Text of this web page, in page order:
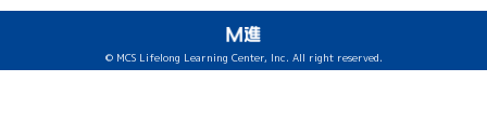
© MCS Lifelong Learning Center, Inc. All right reserved.